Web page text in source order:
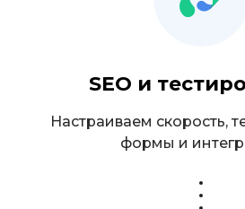
SEO и
Настраиваем скорость,
формы и
Стартапам, которым нужен